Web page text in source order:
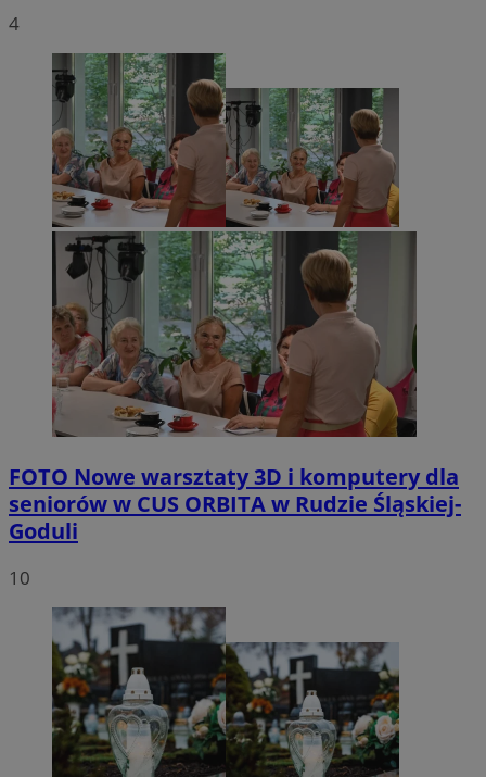
4
FOTO Nowe warsztaty 3D i komputery dla
seniorów w CUS ORBITA w Rudzie Śląskiej-
Goduli
10